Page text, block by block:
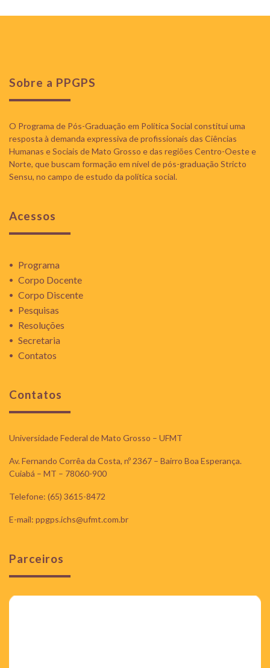
Sobre a PPGPS
O Programa de Pós-Graduação em Política Social constitui uma
resposta à demanda expressiva de profissionais das Ciências
Humanas e Sociais de Mato Grosso e das regiões Centro-Oeste e
Norte, que buscam formação em nível de pós-graduação Stricto
Sensu, no campo de estudo da política social.
Acessos
Programa
Corpo Docente
Corpo Discente
Pesquisas
Resoluções
Secretaria
Contatos
Contatos
Universidade Federal de Mato Grosso – UFMT
Av. Fernando Corrêa da Costa, nº 2367 – Bairro Boa Esperança.
Cuiabá – MT – 78060-900
Telefone: (65) 3615-8472
E-mail: ppgps.ichs@ufmt.com.br
Parceiros